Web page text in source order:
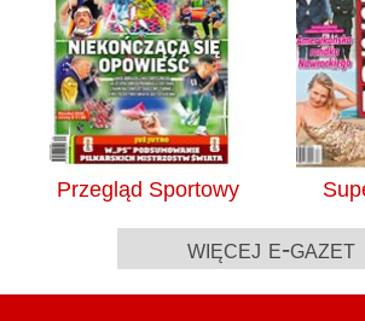
Przegląd Sportowy
więcej e-gazet